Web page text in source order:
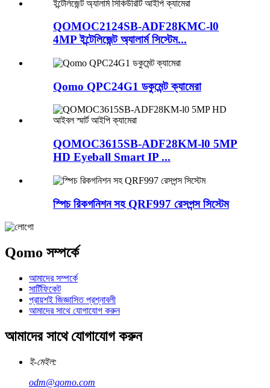
QOMOC2124SB-ADF28KMC-l0
4MP ইন্টেলিজেন্ট অ্যালার্ম সিস্টেম...
Qomo QPC24G1 ডকুমেন্ট ক্যামেরা
QOMOC3615SB-ADF28KM-l0 5MP
HD Eyeball Smart IP ...
স্পিচ রিকগনিশন সহ QRF997 রেসপন্স সিস্টেম
Qomo সম্পর্কে
আমাদের সম্পর্কে
সার্টিফিকেট
প্রায়শই জিজ্ঞাসিত প্রশ্নাবলী
আমাদের সাথে যোগাযোগ করুন
আমাদের সাথে যোগাযোগ করুন
ই-মেইল:
odm@qomo.com